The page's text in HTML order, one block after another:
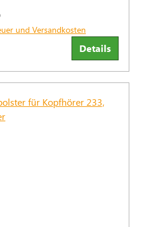
und Versandkosten
Details